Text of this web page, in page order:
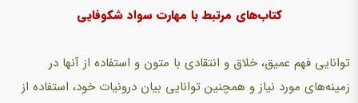
کتاب‌های مرتبط با مهارت سواد شکوفایی
توانایی فهم عمیق، خلاق و انتقادی با متون و استفاده از آنها در
زمینه‌های مورد نیاز و همچنین توانایی بیان درونیات خود، استفاده از